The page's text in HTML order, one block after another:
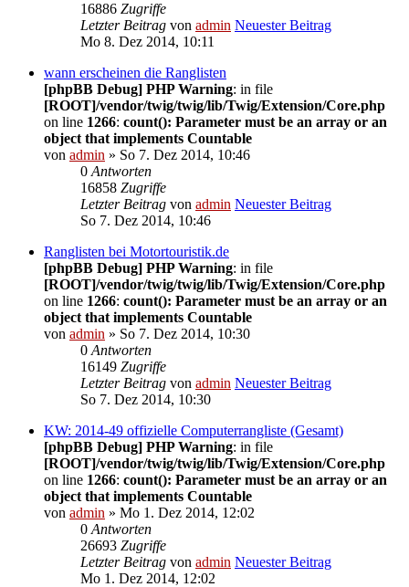
16886 Zugriffe
Letzter Beitrag von admin Neuester Beitrag
Mo 8. Dez 2014, 10:11
wann erscheinen die Ranglisten
[phpBB Debug] PHP Warning: in file
[ROOT]/vendor/twig/twig/lib/Twig/Extension/Core.php
on line 1266: count(): Parameter must be an array or an
object that implements Countable
von admin » So 7. Dez 2014, 10:46
0 Antworten
16858 Zugriffe
Letzter Beitrag von admin Neuester Beitrag
So 7. Dez 2014, 10:46
Ranglisten bei Motortouristik.de
[phpBB Debug] PHP Warning: in file
[ROOT]/vendor/twig/twig/lib/Twig/Extension/Core.php
on line 1266: count(): Parameter must be an array or an
object that implements Countable
von admin » So 7. Dez 2014, 10:30
0 Antworten
16149 Zugriffe
Letzter Beitrag von admin Neuester Beitrag
So 7. Dez 2014, 10:30
KW: 2014-49 offizielle Computerrangliste (Gesamt)
[phpBB Debug] PHP Warning: in file
[ROOT]/vendor/twig/twig/lib/Twig/Extension/Core.php
on line 1266: count(): Parameter must be an array or an
object that implements Countable
von admin » Mo 1. Dez 2014, 12:02
0 Antworten
26693 Zugriffe
Letzter Beitrag von admin Neuester Beitrag
Mo 1. Dez 2014, 12:02